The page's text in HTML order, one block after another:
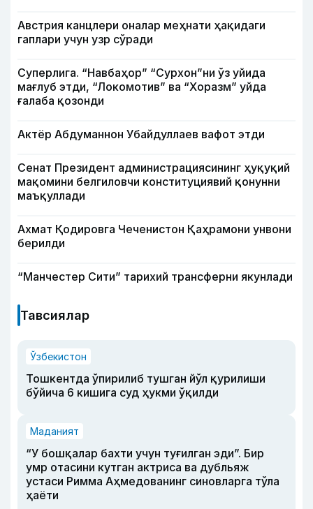
Австрия канцлери оналар меҳнати ҳақидаги
гаплари учун узр сўради
Суперлига. “Навбаҳор” “Сурхон”ни ўз уйида
мағлуб этди, “Локомотив” ва “Хоразм” уйда
ғалаба қозонди
Актёр Абду­маннон Убайдуллаев вафот этди
Сенат Президент администрациясининг ҳуқуқий
мақомини белгиловчи конституциявий қонунни
маъқуллади
Ахмат Қодировга Чеченистон Қаҳрамони унвони
берилди
“Манчестер Сити” тарихий трансферни якунлади
Тавсиялар
Ўзбекистон
Тошкентда ўпирилиб тушган йўл қурилиши
бўйича 6 кишига суд ҳукми ўқилди
Маданият
“У бошқалар бахти учун туғилган эди”. Бир
умр отасини кутган актриса ва дубльяж
устаси Римма Аҳмедованинг синовларга тўла
ҳаёти